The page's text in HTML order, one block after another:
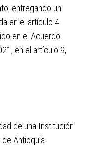
entregando un
en el artículo 4.
en el Acuerdo
en el artículo 9,
de una Institución
Antioquia.